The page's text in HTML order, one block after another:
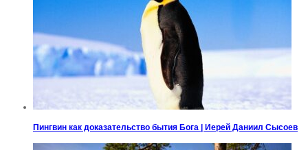
Пингвин как доказательство бытия Бога | Иерей Даниил Сысоев